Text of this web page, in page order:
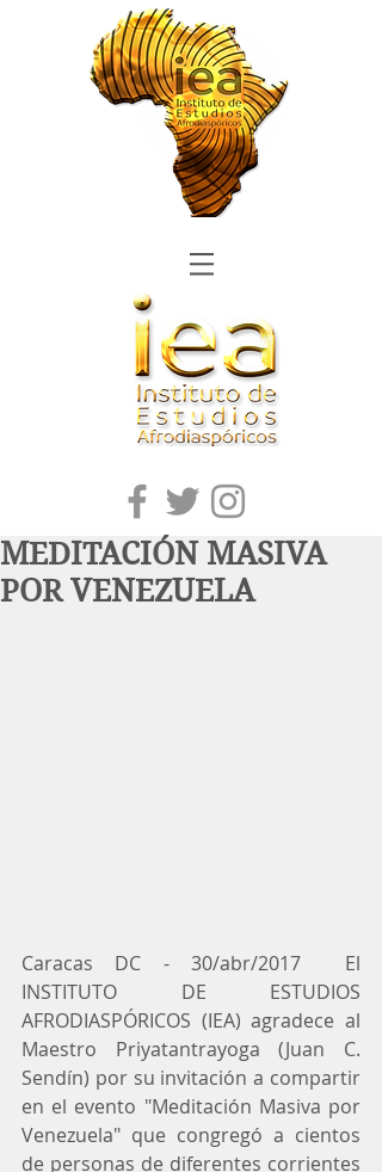
MEDITACIÓN MASIVA
POR VENEZUELA
​Caracas DC - 30/abr/2017  El
INSTITUTO DE ESTUDIOS
AFRODIASPÓRICOS (IEA) agradece al
Maestro Priyatantrayoga (Juan C.
Sendín) por su invitación a compartir
en el evento "Meditación Masiva por
Venezuela" que congregó a cientos
de personas de diferentes corrientes